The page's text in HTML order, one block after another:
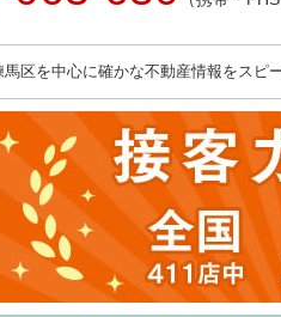
馬区を中心に確かな不動産情報をスピ